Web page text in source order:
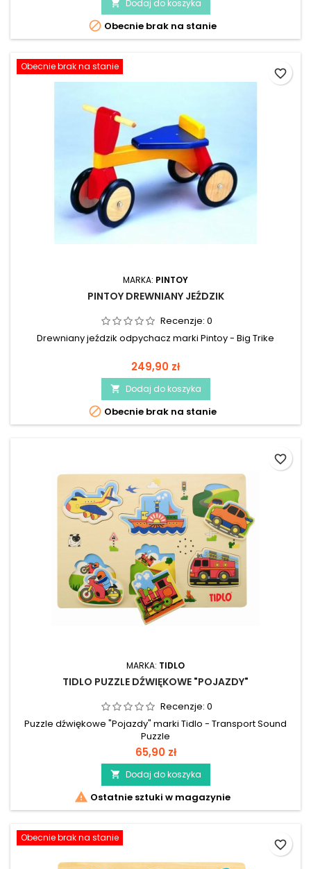
 Dodaj do koszyka
 Obecnie brak na stanie
Obecnie brak na stanie
MARKA: PINTOY
PINTOY DREWNIANY JEŹDZIK
Recenzje: 0
Drewniany jeździk odpychacz marki Pintoy - Big Trike
249,90 zł
 Dodaj do koszyka
 Obecnie brak na stanie
favorite_border
MARKA: TIDLO
TIDLO PUZZLE DŹWIĘKOWE "POJAZDY"
Recenzje: 0
Puzzle dźwiękowe "Pojazdy" marki Tidlo - Transport Sound
Puzzle
65,90 zł
 Dodaj do koszyka
 Ostatnie sztuki w magazynie
favorite_border
Obecnie brak na stanie
favorite_border